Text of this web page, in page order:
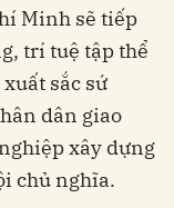
Minh sẽ tiếp
trí tuệ tập thể
sắc sứ
dân giao
xây dựng
chủ nghĩa.